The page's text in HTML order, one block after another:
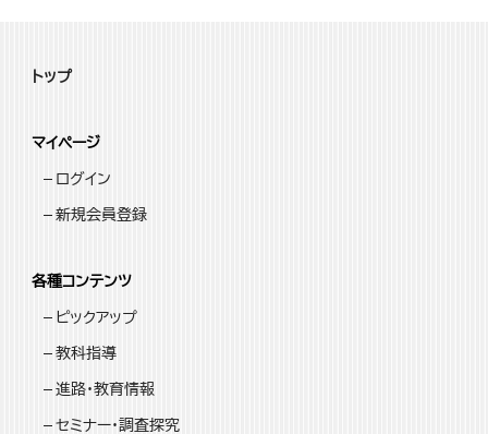
トップ
マイページ
ログイン
新規会員登録
各種コンテンツ
ピックアップ
教科指導
進路・教育情報
セミナー・調査探究